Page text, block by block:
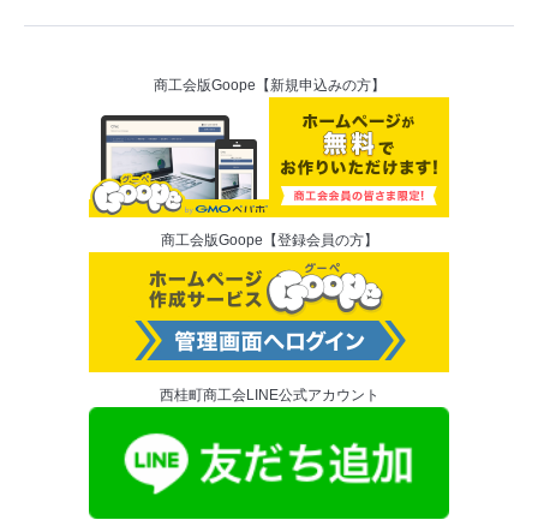
商工会版Goope【新規申込みの方】
商工会版Goope【登録会員の方】
西桂町商工会LINE公式アカウント